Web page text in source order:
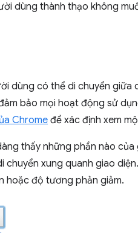
dùng thành thạo không
dùng có thể di chuyển giữa
bảo mọi hoạt động sử
Chromeđể xác định xem
thấy những phần nào
chuyển xung quanh giao
hoặc độ tương phản giảm.